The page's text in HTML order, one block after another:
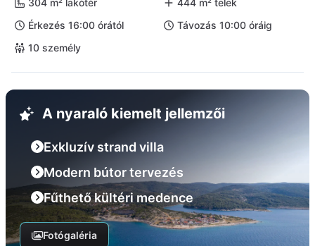
304 m² lakótér
444 m² telek
Érkezés 16:00 órától
Távozás 10:00 óráig
10 személy
A nyaraló kiemelt jellemzői
Exkluzív strand villa
Modern bútor tervezés
Fűthető kültéri medence
Fotógaléria